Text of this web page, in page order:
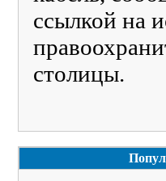
ссылкой на
столицы.